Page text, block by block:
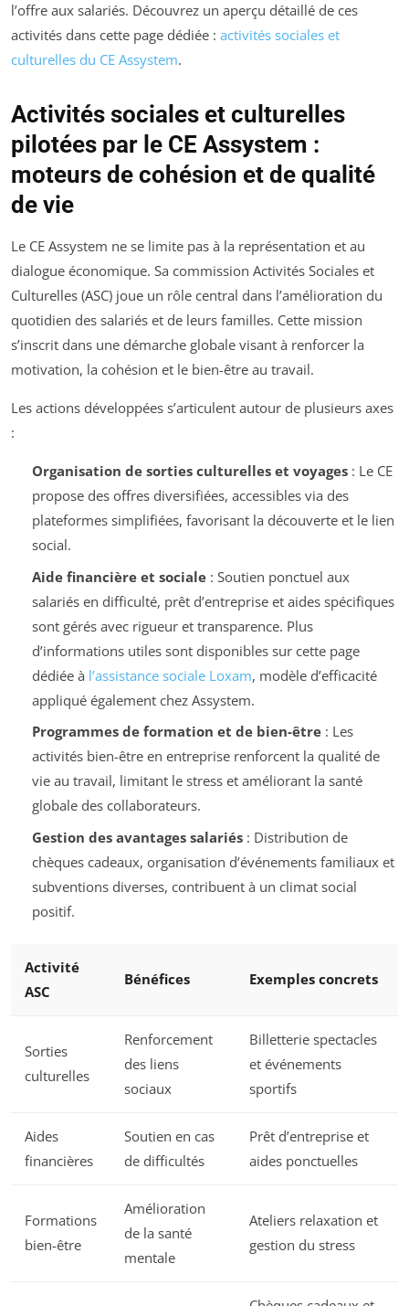
l’offre aux salariés. Découvrez un aperçu détaillé de ces
activités dans cette page dédiée : activités sociales et
culturelles du CE Assystem.
Activités sociales et culturelles
pilotées par le CE Assystem :
moteurs de cohésion et de qualité
de vie
Le CE Assystem ne se limite pas à la représentation et au
dialogue économique. Sa commission Activités Sociales et
Culturelles (ASC) joue un rôle central dans l’amélioration du
quotidien des salariés et de leurs familles. Cette mission
s’inscrit dans une démarche globale visant à renforcer la
motivation, la cohésion et le bien-être au travail.
Les actions développées s’articulent autour de plusieurs axes
:
Organisation de sorties culturelles et voyages: Le CE
propose des offres diversifiées, accessibles via des
plateformes simplifiées, favorisant la découverte et le lien
social.
Aide financière et sociale: Soutien ponctuel aux
salariés en difficulté, prêt d’entreprise et aides spécifiques
sont gérés avec rigueur et transparence. Plus
d’informations utiles sont disponibles sur cette page
dédiée à l’assistance sociale Loxam, modèle d’efficacité
appliqué également chez Assystem.
Programmes de formation et de bien-être: Les
activités bien-être en entreprise renforcent la qualité de
vie au travail, limitant le stress et améliorant la santé
globale des collaborateurs.
Gestion des avantages salariés: Distribution de
chèques cadeaux, organisation d’événements familiaux et
subventions diverses, contribuent à un climat social
positif.
Activité
ASC
Bénéfices Exemples concrets
Sorties
culturelles
Renforcement
des liens
sociaux
Billetterie spectacles
et événements
sportifs
Aides
financières
Soutien en cas
de difficultés
Prêt d’entreprise et
aides ponctuelles
Formations
bien-être
Amélioration
de la santé
mentale
Ateliers relaxation et
gestion du stress